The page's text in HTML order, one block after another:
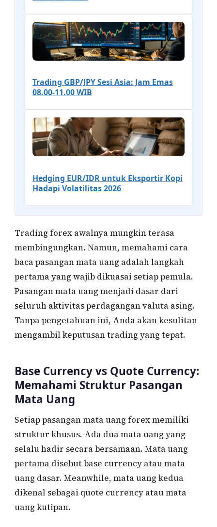
Trading GBP/JPY Sesi Asia: Jam Emas
08.00-11.00 WIB
Hedging EUR/IDR untuk Eksportir Kopi
Hadapi Volatilitas 2026
Trading forex awalnya mungkin terasa
membingungkan. Namun, memahami cara
baca pasangan mata uang adalah langkah
pertama yang wajib dikuasai setiap pemula.
Pasangan mata uang menjadi dasar dari
seluruh aktivitas perdagangan valuta asing.
Tanpa pengetahuan ini, Anda akan kesulitan
mengambil keputusan trading yang tepat.
Base Currency vs Quote Currency:
Memahami Struktur Pasangan
Mata Uang
Setiap pasangan mata uang forex memiliki
struktur khusus. Ada dua mata uang yang
selalu hadir secara bersamaan. Mata uang
pertama disebut base currency atau mata
uang dasar. Meanwhile, mata uang kedua
dikenal sebagai quote currency atau mata
uang kutipan.